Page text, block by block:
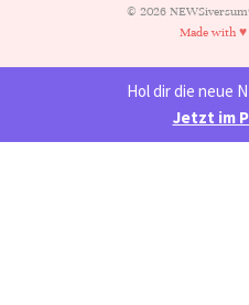
© 2026
Made with
Hol dir die neue
Jetzt im